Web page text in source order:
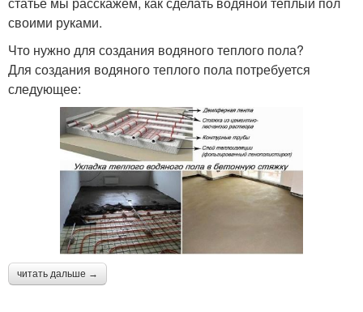
своими руками.
Что нужно для создания водяного теплого пола?
Для создания водяного теплого пола потребуется
следующее:
читать дальше →